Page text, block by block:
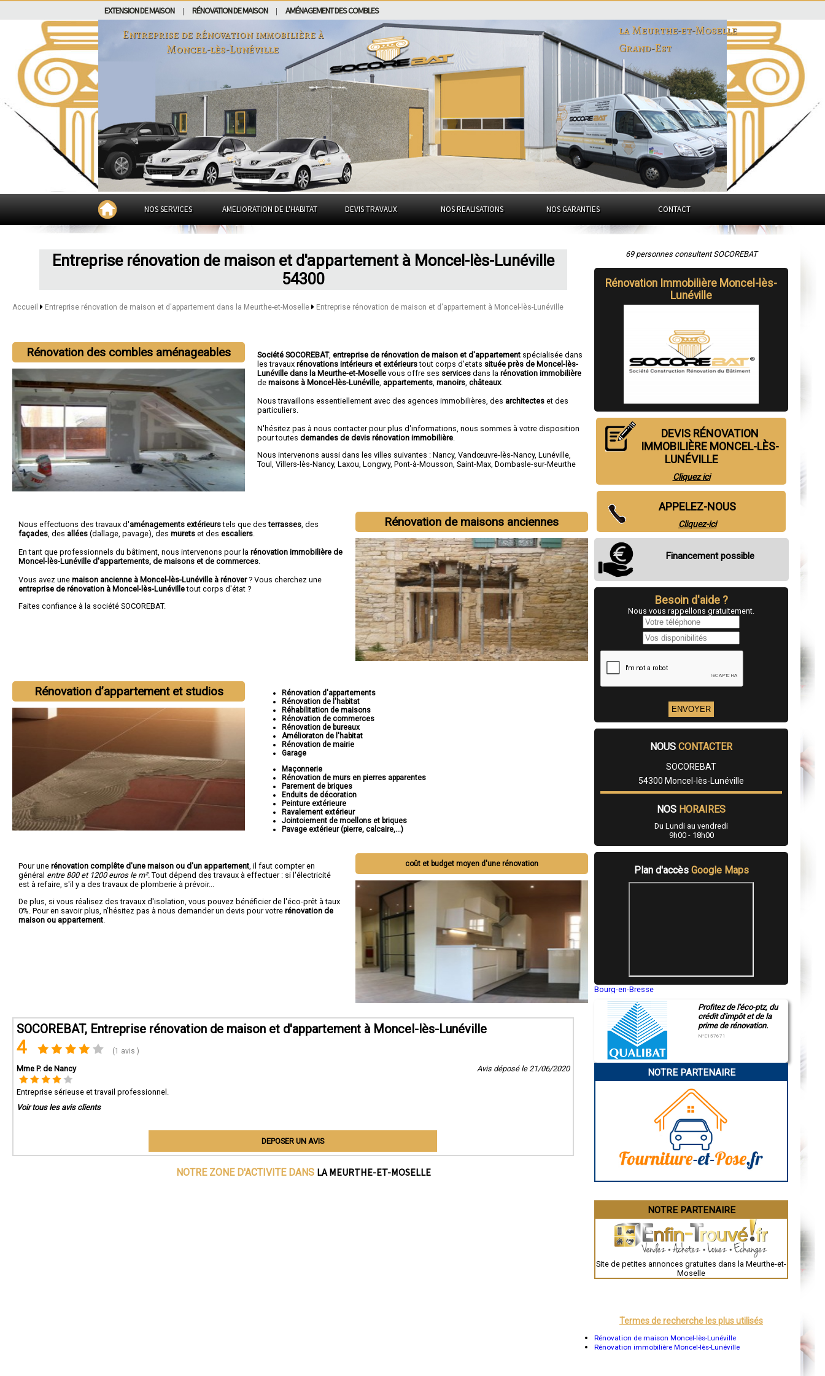
EXTENSION DE MAISON RÉNOVATION DE MAISON AMÉNAGEMENT DES COMBLES
Entreprise de rénovation immobilière à
Moncel-lès-Lunéville
la Meurthe-et-Moselle
Grand-Est
NOS SERVICES AMELIORATION DE L'HABITAT DEVIS TRAVAUX NOS REALISATIONS NOS GARANTIES CONTACT
Entreprise rénovation de maison et d'appartement à Moncel-lès-Lunéville
54300
Accueil Entreprise rénovation de maison et d'appartement dans la Meurthe-et-Moselle Entreprise rénovation de maison et d'appartement à Moncel-lès-Lunéville
Rénovation des combles aménageables Société SOCOREBAT,entreprise de rénovation de maison et d'appartement spécialisée dans
les travauxrénovations intérieurs et extérieurstout corps d'etats située près de Moncel-lès-
Lunéville dans la Meurthe-et-Mosellevous offre ses services dans larénovation immobilière
demaisons à Moncel-lès-Lunéville appartements ,manoirs ,châteaux.
Nous travaillons essentiellement avec des agences immobilières, des architectes et des
particuliers.
N'hésitez pas à nous contacter pour plus d'informations, nous sommes à votre disposition
pour toutesdemandes de devis rénovation immobilière
Nous intervenons aussi dans les villes suivantes :Nancy,Vandœuvre-lès-Nancy,Lunéville
Toul ,Villers-lès-Nancy,Laxou ,Longwy,Pont-à-Mousson ,Saint-Max ,Dombasle-sur-Meurthe
Rénovation de maisons anciennes
Nous effectuons des travaux d'aménagements extérieurstels que desterrasses , des
façades , des allées (dallage, pavage), des murets et des escaliers
En tant que professionnels du bâtiment, nous intervenons pour la rénovation immobilière de
Moncel-lès-Lunéville d'appartements, de maisons et de commerces
Vous avez une maison ancienne à Moncel-lès-Lunéville à rénover? Vous cherchez une
entreprise de rénovation à Moncel-lès-Lunévilletout corps d'état ?
Faites confiance à la société SOCOREBAT.
Rénovation d’appartement et studios
Rénovation d'appartements
Rénovation de l'habitat
Réhabilitation de maisons
Rénovation de commerces
Rénovation de bureaux
Amélioraton de l'habitat
Rénovation de mairie
Garage
Maçonnerie
Rénovation de murs en pierres apparentes
Parement de briques
Enduits de décoration
Peinture extérieure
Ravalement extérieur
Jointoiement de moellons et briques
Pavage extérieur (pierre, calcaire,...)
coût et budget moyen d'une rénovation
Pour une rénovation complête d'une maison ou d'un appartement , il faut compter en
général entre 800 et 1200 euros le m². Tout dépend des travaux à effectuer : si l'électricité
est à refaire, s'il y a des travaux de plomberie à prévoir...
De plus, si vous réalisez des travaux d'isolation, vous pouvez bénéficier de l'éco-prêt à taux
0%. Pour en savoir plus, n'hésitez pas à nous demander un devis pour votre rénovation de
maison ou appartement
SOCOREBAT, Entreprise rénovation de maison et d'appartement à Moncel-lès-Lunéville
4 (1 avis )
Mme P. de Nancy Avis déposé le 21/06/2020
Entreprise sérieuse et travail professionnel.
Voir tous les avis clients
DEPOSER UN AVIS
NOTRE ZONE D'ACTIVITE DANS LA MEURTHE-ET-MOSELLE
69 personnes consultent SOCOREBAT
Rénovation Immobilière Moncel-lès-
Lunéville
DEVIS RÉNOVATION
IMMOBILIÈRE MONCEL-LÈS-
LUNÉVILLE
Cliquez ici
APPELEZ-NOUS
Cliquez-ici
Financement possible
Besoin d'aide ?
Nous vous rappellons gratuitement.
NOUS CONTACTER
SOCOREBAT
54300 Moncel-lès-Lunéville
NOS HORAIRES
Du Lundi au vendredi
9h00 - 18h00
Plan d'accès Google Maps
Bourg-en-Bresse
Montluçon
Manosque
Gap
Charleville-Mézières
Pamiers
Narbonne
Brive-la-Gaillarde
Guéret
Besançon
Évreux
Chartres
Nîmes
Auch
Grenoble
Mont-de-Marsan
Blois
Profitez de l'éco-ptz, du
crédit d'impôt et de la
prime de rénovation.
N°E157671
NOTRE PARTENAIRE
NOTRE PARTENAIRE
Site de petites annonces gratuites dans la Meurthe-et-
Moselle
Termes de recherche les plus utilisés
Rénovation de maison Moncel-lès-Lunéville
Rénovation immobilière Moncel-lès-Lunéville